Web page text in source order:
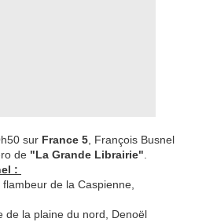
sur France 5 , François Busnel
de "La Grande Librairie"
:
de la Caspienne,
de la plaine du nord, Denoël